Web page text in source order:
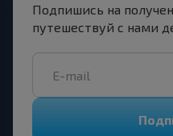
Подпишись на
путешествуй с нами